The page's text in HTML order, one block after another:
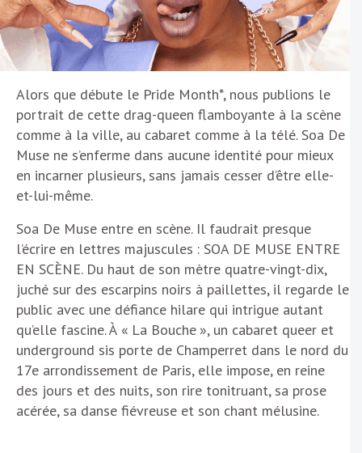
Alors que débute le Pride Month*, nous publions le
portrait de cette drag-queen flamboyante à la scène
comme à la ville, au cabaret comme à la télé. Soa De
Muse ne s’enferme dans aucune identité pour mieux
en incarner plusieurs, sans jamais cesser d’être elle-
et-lui-même.
Soa De Muse entre en scène. Il faudrait presque
l’écrire en lettres majuscules : SOA DE MUSE ENTRE
EN SCÈNE. Du haut de son mètre quatre-vingt-dix,
juché sur des escarpins noirs à paillettes, il regarde le
public avec une défiance hilare qui intrigue autant
qu’elle fascine. À « La Bouche », un cabaret queer et
underground sis porte de Champerret dans le nord du
17e arrondissement de Paris, elle impose, en reine
des jours et des nuits, son rire tonitruant, sa prose
acérée, sa danse fiévreuse et son chant mélusine.